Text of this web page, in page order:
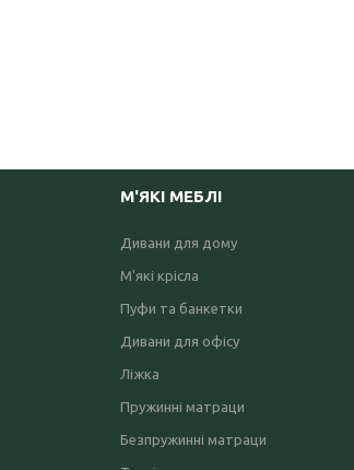
М'ЯКІ МЕБЛІ
Дивани для дому
М'які крісла
Пуфи та банкетки
Дивани для офісу
Ліжка
Пружинні матраци
Безпружинні матраци